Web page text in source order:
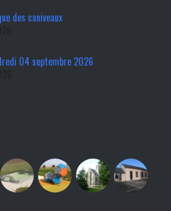
des caniveaux
04 septembre 2026